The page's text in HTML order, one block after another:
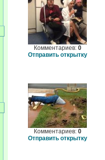
Комментариев: 0
Отправить открытку
Комментариев: 0
Отправить открытку